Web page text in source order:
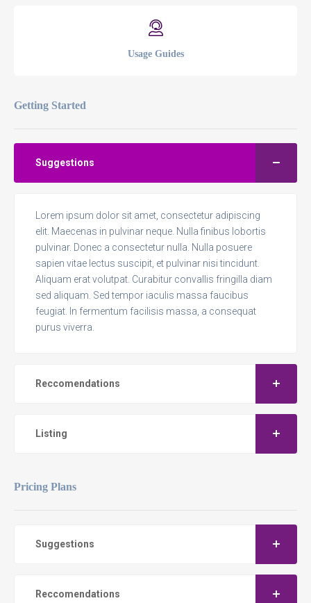
Usage Guides
Getting Started
Suggestions
Lorem ipsum dolor sit amet, consectetur adipiscing
elit. Maecenas in pulvinar neque. Nulla finibus lobortis
pulvinar. Donec a consectetur nulla. Nulla posuere
sapien vitae lectus suscipit, et pulvinar nisi tincidunt.
Aliquam erat volutpat. Curabitur convallis fringilla diam
sed aliquam. Sed tempor iaculis massa faucibus
feugiat. In fermentum facilisis massa, a consequat
purus viverra.
Reccomendations
Listing
Pricing Plans
Suggestions
Reccomendations